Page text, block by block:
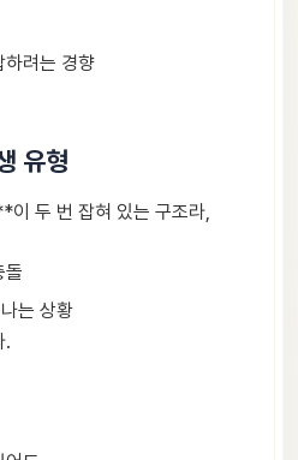
하려는 경향
유형
두 번 잡혀 있는 구조라,
돌
는 상황
.